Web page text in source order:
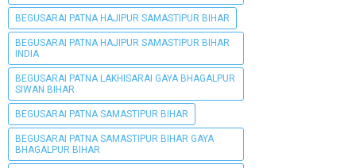
BEGUSARAI PATNA HAJIPUR SAMASTIPUR BIHAR
BEGUSARAI PATNA HAJIPUR SAMASTIPUR BIHAR
INDIA
BEGUSARAI PATNA LAKHISARAI GAYA BHAGALPUR
SIWAN BIHAR
BEGUSARAI PATNA SAMASTIPUR BIHAR
BEGUSARAI PATNA SAMASTIPUR BIHAR GAYA
BHAGALPUR BIHAR